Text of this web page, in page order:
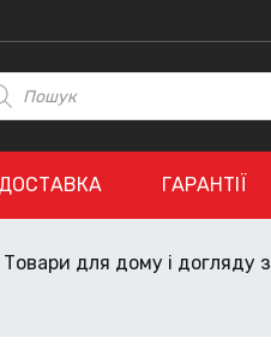
ДОСТАВКА ГАРАНТІЇ
Товари для дому і догляду